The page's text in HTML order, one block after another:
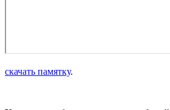
скачать памятку.